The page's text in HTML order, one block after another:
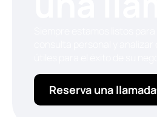
Reserva una llamada